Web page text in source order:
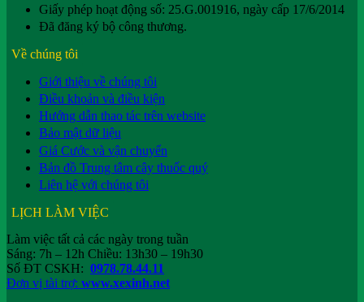
Giấy phép hoạt động số: 25.G.001916, ngày cấp 17/6/2014
Đã đăng ký bộ công thương.
Về chúng tôi
Giới thiệu về chúng tôi
Điều khoản và điều kiện
Hướng dẫn thao tác trên website
Bảo mật dữ liệu
Giá Cước và vận chuyển
Bản đồ Trung tâm cây thuốc quý
Liên hệ với chúng tôi
LỊCH LÀM VIỆC
Làm việc tất cả các ngày trong tuần
Sáng: 7h – 12h Chiều: 13h30 – 19h30
Số ĐT CSKH: 0978.78.44.11
Đơn vị tài trợ: www.xexinh.net